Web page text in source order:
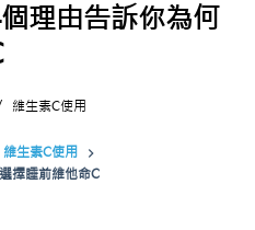
理由告訴你為何
維生素C使用
維生素C使用
擇睡前維他命C